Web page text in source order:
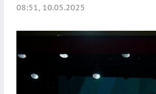
08:51, 10.05.2025